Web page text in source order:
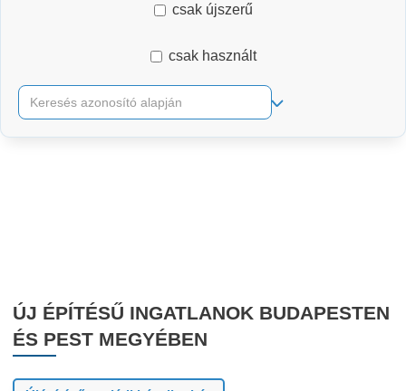
csak újszerű
csak használt
RÉSZLETES KERESŐ
ÚJ ÉPÍTÉSŰ INGATLANOK BUDAPESTEN
ÉS PEST MEGYÉBEN